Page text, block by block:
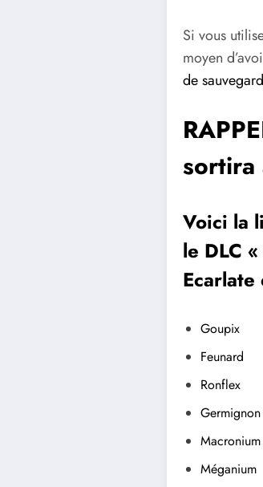
Si vous
moyen
de
sortira
Voici la
le DLC
Goupix
Feunard
Ronflex
Germignon
Macronium
Méganium